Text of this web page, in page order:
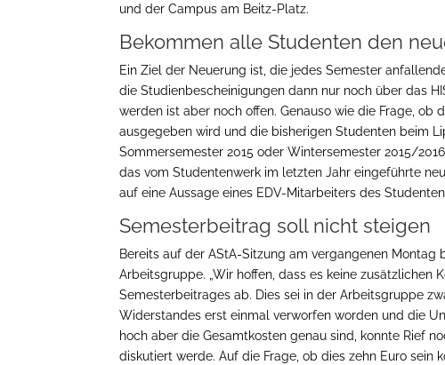
und der Campus am Beitz-Platz.
Bekommen alle Studenten den
Ein Ziel der Neuerung ist, die jedes Semester
die Studienbescheinigungen dann nur noch über das
werden ist aber noch offen. Genauso wie die Frage,
ausgegeben wird und die bisherigen Studenten beim
Sommersemester 2015 oder Wintersemester 2015/
das vom Studentenwerk im letzten Jahr eingeführte
auf eine Aussage eines EDV-Mitarbeiters des
Semesterbeitrag soll nicht steigen
Bereits auf der AStA-Sitzung am vergangenen
Arbeitsgruppe. „Wir hoffen, dass es keine zusätzlichen
Semesterbeitrages ab. Dies sei in der Arbeitsgruppe
Widerstandes erst einmal verworfen worden und die
hoch aber die Gesamtkosten genau sind, konnte Rief
diskutiert werde. Auf die Frage, ob dies zehn Euro sein